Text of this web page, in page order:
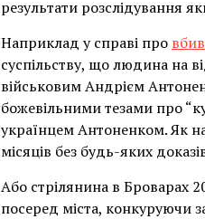
результати розслідування
Наприклад у справі про
суспільству, що людина на
військовим Андрієм
божевільними тезами про
українцем Антоненком. Як
місяців без будь-яких
Або стрілянина в Броварах
посеред міста, конкуруючи